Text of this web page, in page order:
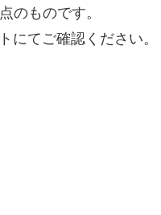
のものです。
にてご確認ください。